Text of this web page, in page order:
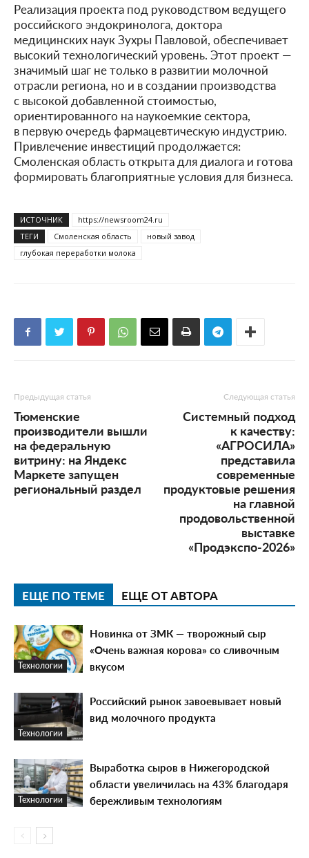
Реализация проекта под руководством ведущего
российского эндокринолога, доктора
медицинских наук Зухры Павловой, обеспечивает
высокий технологический уровень. Этот проект —
значимый шаг не только в развитии молочной
отрасли региона, но и в создании производства
с высокой добавленной стоимостью,
ориентированного на наукоемкие сектора,
в первую очередь фармацевтическую индустрию.
Привлечение инвестиций продолжается:
Смоленская область открыта для диалога и готова
формировать благоприятные условия для бизнеса.
ИСТОЧНИК
https://newsroom24.ru
ТЕГИ
Смоленская область
новый завод
глубокая переработки молока
Предыдущая статья
Тюменские
производители вышли
на федеральную
витрину: на Яндекс
Маркете запущен
региональный раздел
Следующая статья
Системный подход
к качеству:
«АГРОСИЛА»
представила
современные
продуктовые решения
на главной
продовольственной
выставке
«Продэкспо-2026»
ЕЩЕ ПО ТЕМЕ ЕЩЕ ОТ АВТОРА
Технологии
Новинка от ЗМК — творожный сыр
«Очень важная корова» со сливочным
вкусом
Технологии
Российский рынок завоевывает новый
вид молочного продукта
Технологии
Выработка сыров в Нижегородской
области увеличилась на 43% благодаря
бережливым технологиям